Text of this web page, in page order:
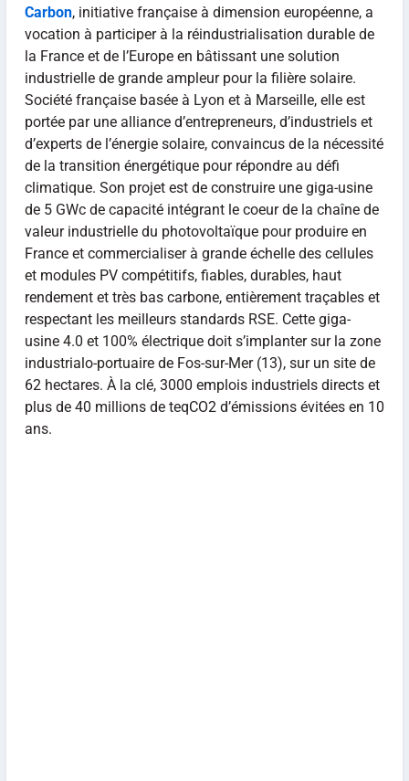
Carbon, initiative française à dimension européenne, a
vocation à participer à la réindustrialisation durable de
la France et de l’Europe en bâtissant une solution
industrielle de grande ampleur pour la filière solaire.
Société française basée à Lyon et à Marseille, elle est
portée par une alliance d’entrepreneurs, d’industriels et
d’experts de l’énergie solaire, convaincus de la nécessité
de la transition énergétique pour répondre au défi
climatique. Son projet est de construire une giga-usine
de 5 GWc de capacité intégrant le coeur de la chaîne de
valeur industrielle du photovoltaïque pour produire en
France et commercialiser à grande échelle des cellules
et modules PV compétitifs, fiables, durables, haut
rendement et très bas carbone, entièrement traçables et
respectant les meilleurs standards RSE. Cette giga-
usine 4.0 et 100% électrique doit s’implanter sur la zone
industrialo-portuaire de Fos-sur-Mer (13), sur un site de
62 hectares. À la clé, 3000 emplois industriels directs et
plus de 40 millions de teqCO2 d’émissions évitées en 10
ans.